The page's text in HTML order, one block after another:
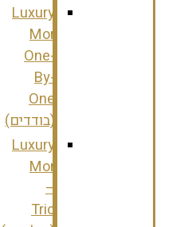
Luxury
Mor
One-
By-
One
(בודדים)
Luxury
Mor
–
Trio